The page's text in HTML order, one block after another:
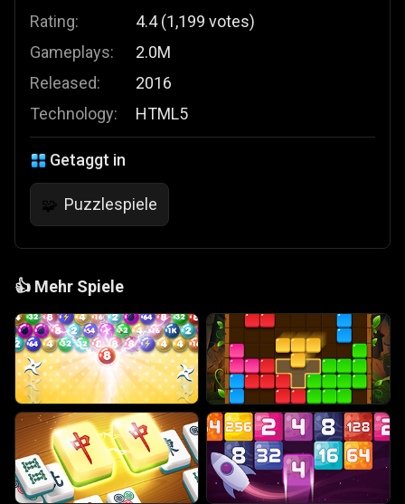
Rating:
Gameplays:
Released:
Technology:
4.4 (1,199 votes)
2.0M
2016
HTML5
Getaggt in
🧩 Puzzlespiele
👍 Mehr Spiele